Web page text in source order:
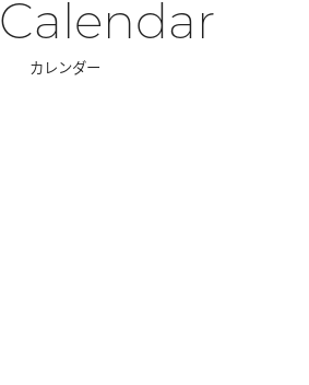
Calendar
カレンダー